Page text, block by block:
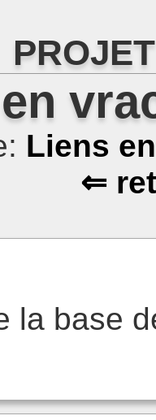
Liens
⇐
la base